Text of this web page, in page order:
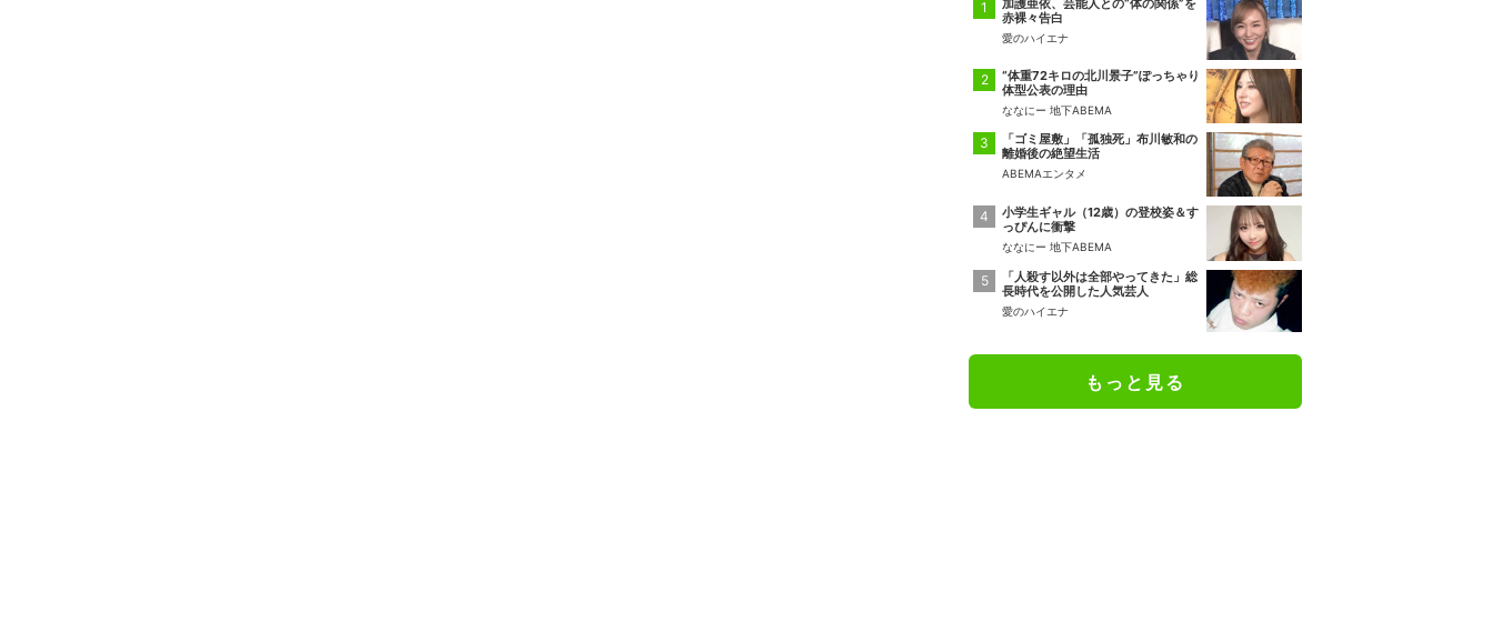
加護亜依、芸能人との“体の関係”を
赤裸々告白
愛のハイエナ
“体重72キロの北川景子”ぽっちゃり
体型公表の理由
ななにー 地下ABEMA
「ゴミ屋敷」「孤独死」布川敏和の
離婚後の絶望生活
ABEMAエンタメ
小学生ギャル（12歳）の登校姿＆す
っぴんに衝撃
ななにー 地下ABEMA
「人殺す以外は全部やってきた」総
長時代を公開した人気芸人
愛のハイエナ
もっと見る